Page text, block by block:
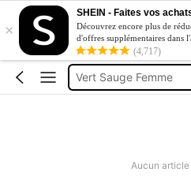
×
Découvrez encore plus de
d'offres supplémentaires dans
(4,717)
Robe New 2026
Vert Sauge Femme
Manteau D'été
Aucun